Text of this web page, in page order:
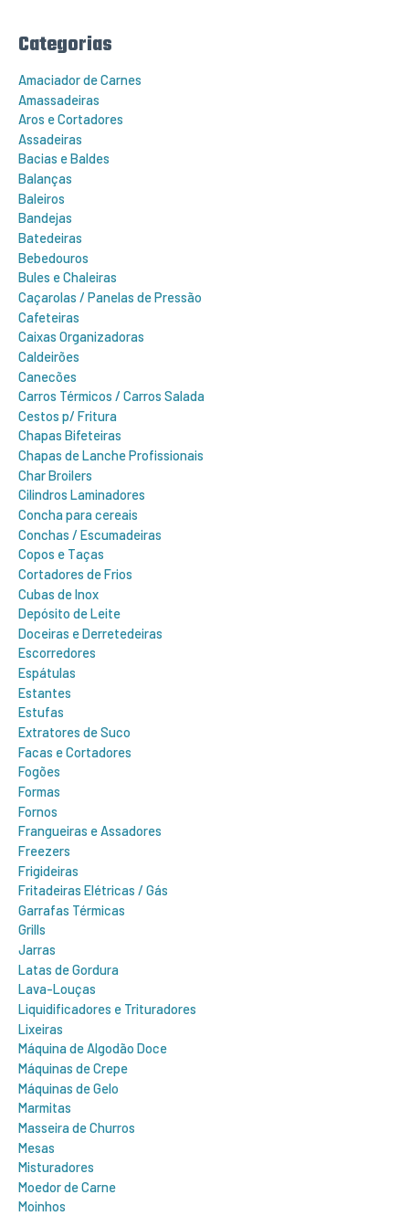
p
:
Categorias
Amaciador de Carnes
Amassadeiras
Aros e Cortadores
Assadeiras
Bacias e Baldes
Balanças
Baleiros
Bandejas
Batedeiras
Bebedouros
Bules e Chaleiras
Caçarolas / Panelas de Pressão
Cafeteiras
Caixas Organizadoras
Caldeirões
Canecões
Carros Térmicos / Carros Salada
Cestos p/ Fritura
Chapas Bifeteiras
Chapas de Lanche Profissionais
Char Broilers
Cilindros Laminadores
Concha para cereais
Conchas / Escumadeiras
Copos e Taças
Cortadores de Frios
Cubas de Inox
Depósito de Leite
Doceiras e Derretedeiras
Escorredores
Espátulas
Estantes
Estufas
Extratores de Suco
Facas e Cortadores
Fogões
Formas
Fornos
Frangueiras e Assadores
Freezers
Frigideiras
Fritadeiras Elétricas / Gás
Garrafas Térmicas
Grills
Jarras
Latas de Gordura
Lava-Louças
Liquidificadores e Trituradores
Lixeiras
Máquina de Algodão Doce
Máquinas de Crepe
Máquinas de Gelo
Marmitas
Masseira de Churros
Mesas
Misturadores
Moedor de Carne
Moinhos